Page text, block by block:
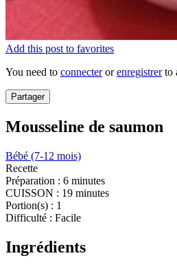
Add this post to favorites
You need to connecterorenregistrerto
Partager
Mousseline de saumon
Bébé (7-12 mois)
Recette
Préparation : 6 minutes
CUISSON : 19 minutes
Portion(s) : 1
Difficulté : Facile
Ingrédients